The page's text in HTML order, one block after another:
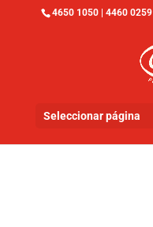
4650 1050 | 4460 0259
Seleccionar página